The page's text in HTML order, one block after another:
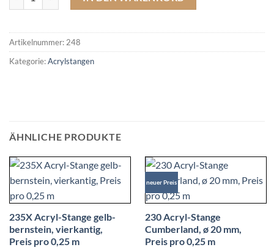
Artikelnummer: 248
Kategorie:Acrylstangen
ÄHNLICHE PRODUKTE
235X Acryl-Stange gelb-
bernstein, vierkantig,
Preis pro 0,25 m
neuer Preis
230 Acryl-Stange
Cumberland, ø 20 mm,
Preis pro 0,25 m